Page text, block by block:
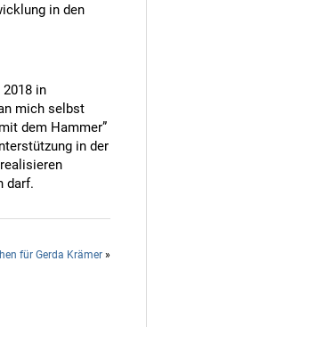
in den
in
mich selbst
dem Hammer”
in der
darf.
für Gerda Krämer »